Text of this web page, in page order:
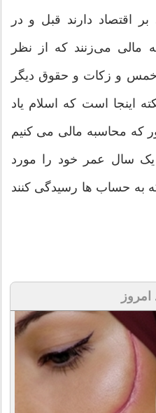
اقتصاد دارند قبل و در
مالی می‌زنند که از نظر
خمس و زکات و حقوق دیگر
اینجا است که اسلام یاد
که محاسبه مالی می کنیم
یک سال عمر خود را مورد
به حساب ها رسیدگی کنند
امروز